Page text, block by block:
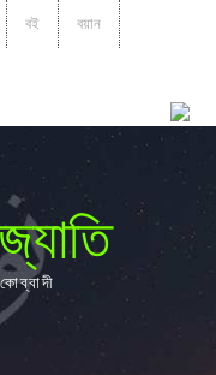
বই বয়ান